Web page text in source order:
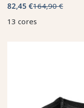
82,45 €164,90 €
13 cores